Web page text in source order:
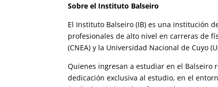
Sobre el Instituto Balseiro
El Instituto Balseiro (IB) es una institución
profesionales de alto nivel en carreras de
(CNEA) y la Universidad Nacional de Cuyo
Quienes ingresan a estudiar en el Balseiro
dedicación exclusiva al estudio, en el